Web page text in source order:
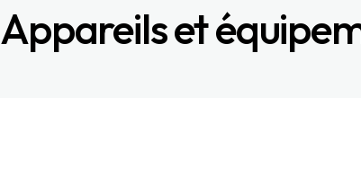
Appareils et